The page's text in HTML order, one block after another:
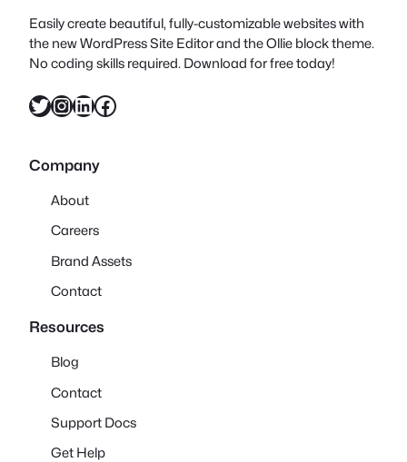
Easily create beautiful, fully-customizable websites with
the new WordPress Site Editor and the Ollie block theme.
No coding skills required. Download for free today!
Twitter InstagramLinkedIn Facebook
Company
About
Careers
Brand Assets
Contact
Resources
Blog
Contact
Support Docs
Get Help